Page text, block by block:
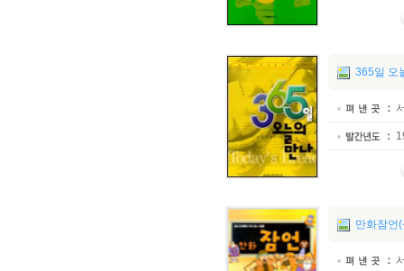
365일 오
만화잠언